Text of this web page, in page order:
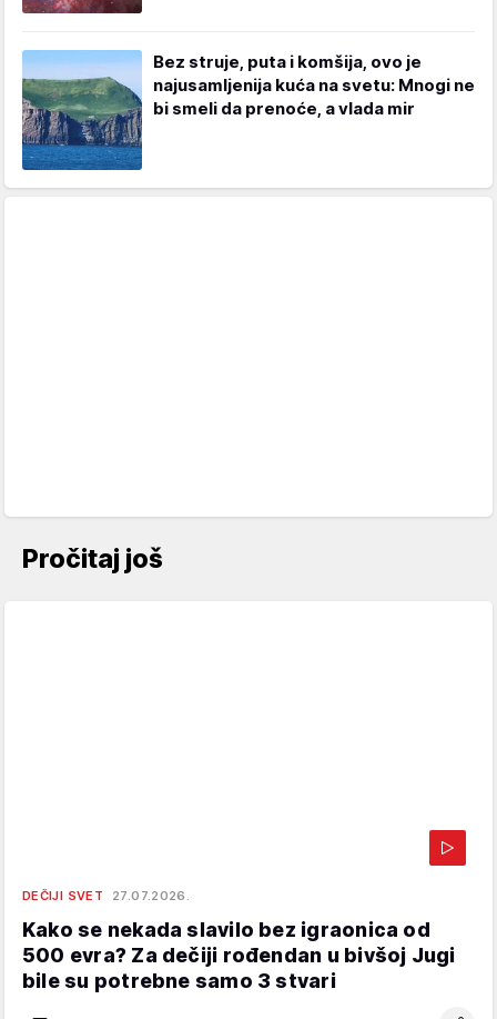
Bez struje, puta i komšija, ovo je
najusamljenija kuća na svetu: Mnogi ne
bi smeli da prenoće, a vlada mir
Pročitaj još
DEČIJI SVET 27.07.2026.
Kako se nekada slavilo bez igraonica od
500 evra? Za dečiji rođendan u bivšoj Jugi
bile su potrebne samo 3 stvari